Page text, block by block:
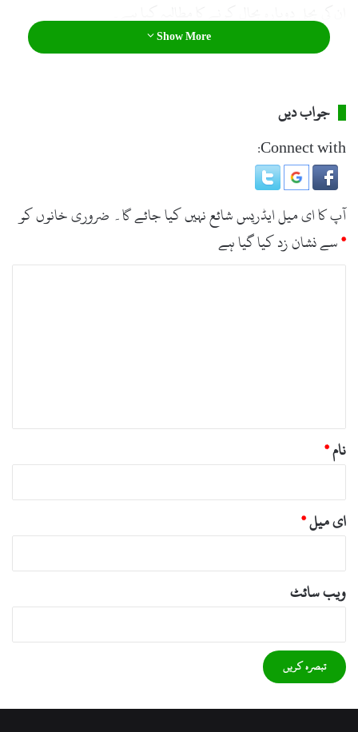
Show More
جواب دیں
Connect with:
آپ کا ای میل ایڈریس شائع نہیں کیا جائے گا۔ ضروری خانوں کو
*سے نشان زد کیا گیا ہے
نام*
ای میل*
ویب‌ سائٹ